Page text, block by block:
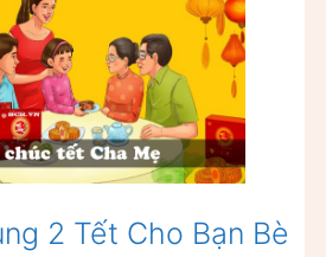
2 Tết Cho Bạn Bè